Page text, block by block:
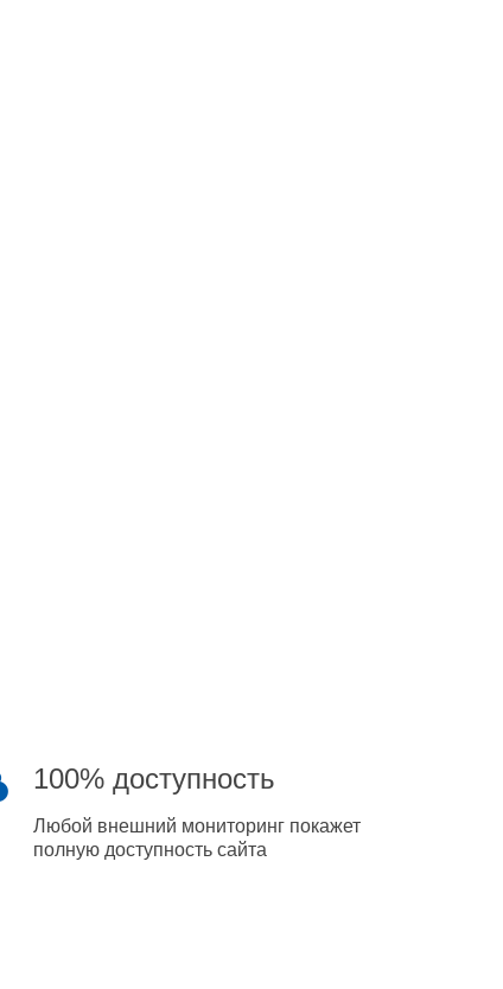
100% доступность
Любой внешний мониторинг покажет
полную доступность сайта